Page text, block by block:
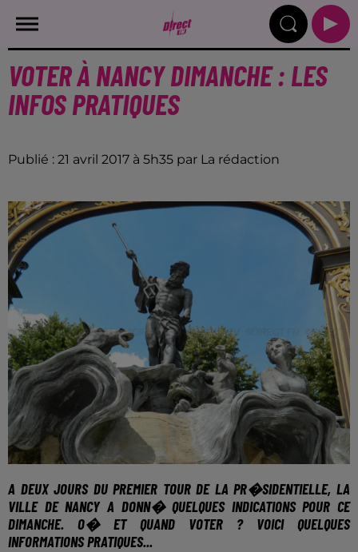
VOTER À NANCY DIMANCHE : LES
INFOS PRATIQUES
Publié : 21 avril 2017 à 5h35 par La rédaction
A DEUX JOURS DU PREMIER TOUR DE LA PR�SIDENTIELLE, LA
VILLE DE NANCYA DONN� QUELQUES INDICATIONS POUR CE
DIMANCHE. O� ET QUAND VOTER ? VOICI QUELQUES
INFORMATIONS PRATIQUES...